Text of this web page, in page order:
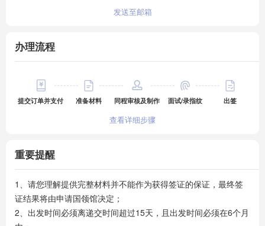
缴纳，具体以领馆实际收费汇率为准）
的为预订单，如遇领馆抽查存在风险，我社仅提供材料不承担风
险，您也可自行提供机酒行程单但在办理签证成功前不建议购买
知悉。
7、关于代做机酒说明：报价包含代做15天内的机酒的费用，超
元，不足10天部分按照10天计算。
元/人，具体以实际需求为准。未刷到号可全额退费；已刷到号因
客户原因取消，服务费和加急费不退费，签证中心费若领馆退费
可退，否则不予退费（具体以领馆实际情况为主），注意：加急
约号普通号、VIP号随机出无法指定，如加急约号刷到VIP号需另
发送至邮箱
办理流程
提交订单并支付 准备材料 同程审核及制作 面试/录指纹 出签
查看详细步骤
重要提醒
1、请您理解提供完整材料并不能作为获得签证的保证，最终签
证结果将由申请国领馆决定；
2、出发时间必须离递交时间超过15天，且出发时间必须在6个月